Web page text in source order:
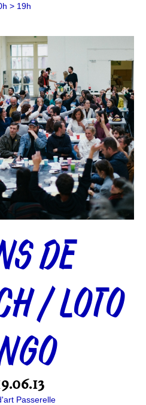
> 19h
DE
/ LOTO
Passerelle